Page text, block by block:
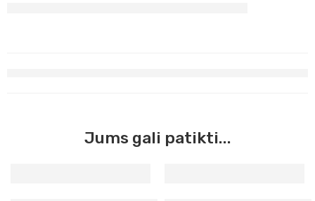
Jums gali patikti...